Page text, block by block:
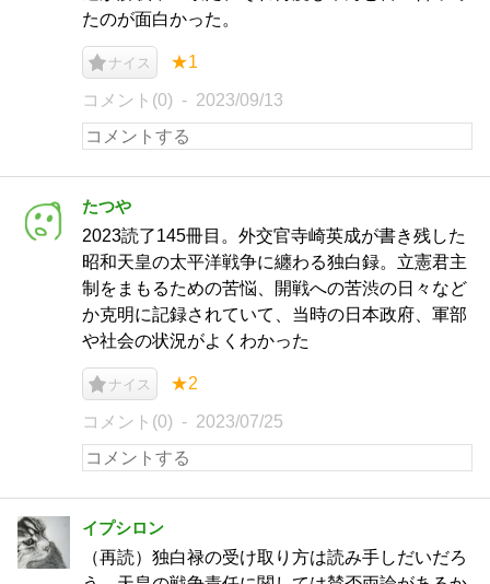
たのが面白かった。
ナイス ★1
コメント(0) 2023/09/13
たつや
2023読了145冊目。外交官寺崎英成が書き残した
昭和天皇の太平洋戦争に纏わる独白録。立憲君主
制をまもるための苦悩、開戦への苦渋の日々など
か克明に記録されていて、当時の日本政府、軍部
や社会の状況がよくわかった
ナイス ★2
コメント(0) 2023/07/25
イプシロン
（再読）独白禄の受け取り方は読み手しだいだろ